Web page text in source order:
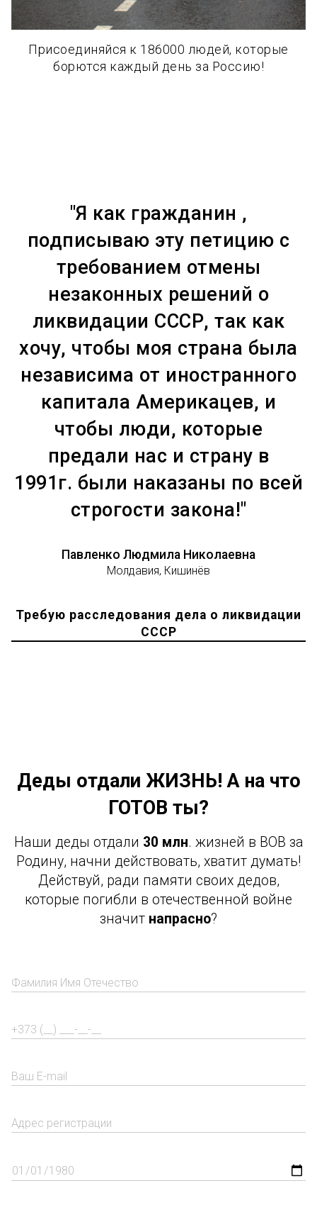
Присоединяйся к 186000 людей, которые
борются каждый день за Россию!
"Я как гражданин ,
подписываю эту петицию с
требованием отмены
незаконных решений о
ликвидации СССР, так как
хочу, чтобы моя страна была
независима от иностранного
капитала Америкацев, и
чтобы люди, которые
предали нас и страну в
1991г. были наказаны по всей
строгости закона!"
Павленко Людмила Николаевна
Молдавия, Кишинёв
Требую расследования дела о ликвидации
СССР
Деды отдали ЖИЗНЬ! А на что
ГОТОВ ты?
Наши деды отдали 30 млн. жизней в ВОВ за
Родину, начни действовать, хватит думать!
Действуй, ради памяти своих дедов,
которые погибли в отечественной войне
значит напрасно?